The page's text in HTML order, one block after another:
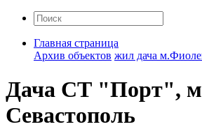
Главная страница
Архив объектов жил дача
Дача СТ "Порт",
Севастополь